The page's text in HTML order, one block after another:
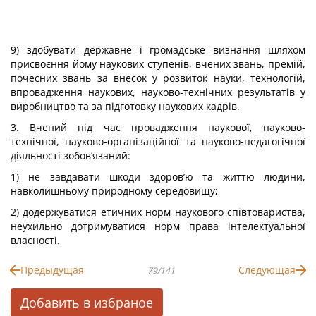
9) здобувати державне і громадське визнання шляхом
присвоєння йому наукових ступенів, вчених звань, премій,
почесних звань за внесок у розвиток науки, технологій,
впровадження наукових, науково-технічних результатів у
виробництво та за підготовку наукових кадрів.
3. Вчений під час провадження наукової, науково-
технічної, науково-організаційної та науково-педагогічної
діяльності зобов’язаний:
1) не завдавати шкоди здоров’ю та життю людини,
навколишньому природному середовищу;
2) додержуватися етичних норм наукового співтовариства,
неухильно дотримуватися норм права інтелектуальної
власності.
Предыдущая 79/141 Следующая
Добавить в избраное